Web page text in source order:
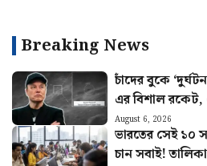
Breaking News
চাঁদের বুকে
এর বিশাল রকেট,
August 6, 2026
ভারতের সেই ১০
চান সবাই!